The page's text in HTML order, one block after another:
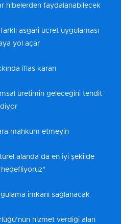
hibelerden faydalanabilecek
asgari ücret uygulaması
yol açar
iflas kararı
üretimin geleceğini tehdit
mahkum etmeyin
alanda da en iyi şekilde
hedefliyoruz"
imkanı sağlanacak
hizmet verdiği alan